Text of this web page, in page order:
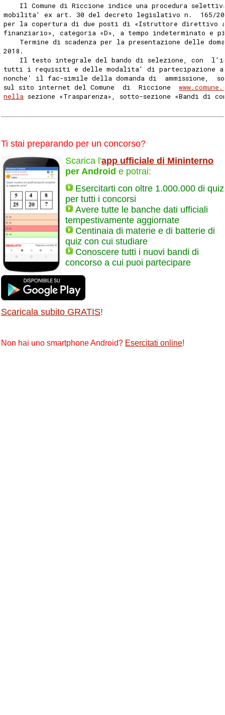
Il Comune di Riccione indice una procedura
mobilita' ex art. 30 del decreto legislativo n.  165/
per la copertura di due posti di «Istruttore direttivo
finanziario», categoria «D», a tempo indeterminato e
Termine di scadenza per la presentazione delle
2018.
Il testo integrale del bando di selezione, con
tutti i requisiti e delle modalita' di partecipazione
nonche' il fac-simile della domanda di  ammissione,
sul sito internet del Comune  di  Riccione
nella sezione «Trasparenza», sotto-sezione «Bandi di
Ti stai preparando per un concorso?
Scarica l'app ufficiale di Mininterno
per Android e potrai:
Esercitarti con oltre 1.000.000 di quiz
per tutti i concorsi
Avere tutte le banche dati ufficiali
tempestivamente aggiornate
Centinaia di materie e di batterie di
quiz con cui studiare
Conoscere tutti i nuovi bandi di
concorso a cui puoi partecipare
Scaricala subito GRATIS!
Non hai uno smartphone Android? Esercitati online!